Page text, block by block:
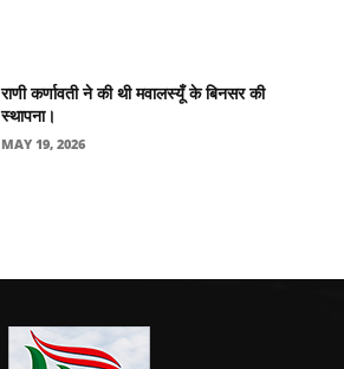
राणी कर्णावती ने की थी मवालस्यूँ के बिनसर की
स्थापना।
MAY 19, 2026